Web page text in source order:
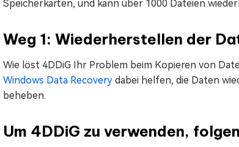
Speicherkarten, und kann über 1000 Dateien
Weg 1: Wiederherstellen der
Wie löst 4DDiG Ihr Problem beim Kopieren von
Windows Data Recovery dabei helfen, die Daten
beheben.
Um 4DDiG zu verwenden,